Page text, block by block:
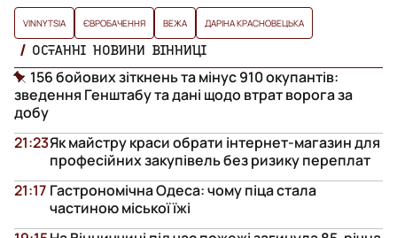
VINNYTSIA ЄВРОБАЧЕННЯ ВЕЖА ДАРІНА КРАСНОВЕЦЬКА
ОСТАННІ НОВИНИ ВІННИЦІ
156 бойових зіткнень та мінус 910 окупантів:
зведення Генштабу та дані щодо втрат ворога за
добу
Як майстру краси обрати інтернет-магазин для
професійних закупівель без ризику переплат
21:23
Гастрономічна Одеса: чому піца стала
частиною міської їжі
21:17